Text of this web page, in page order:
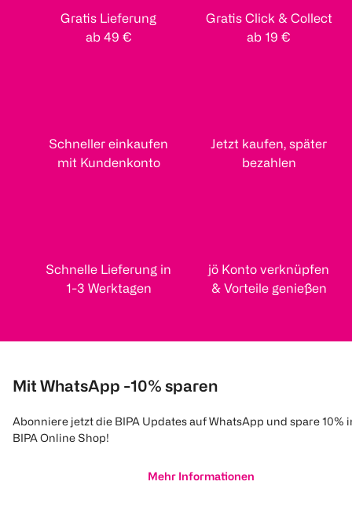
Gratis Lieferung
ab 49 €
Gratis Click & Collect
ab 19 €
Schneller einkaufen
mit Kundenkonto
Jetzt kaufen, später
bezahlen
Schnelle Lieferung in
1-3 Werktagen
jö Konto verknüpfen
& Vorteile genießen
Mit WhatsApp -10% sparen
Abonniere jetzt die BIPA Updates auf WhatsApp und spare 10%
BIPA Online Shop!
Mehr Informationen